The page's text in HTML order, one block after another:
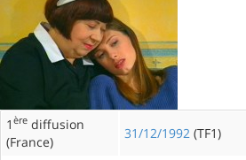
1 ère diffusion
(France)
31/12/1992 (TF1)